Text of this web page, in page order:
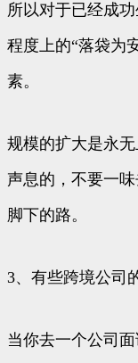
所以对于已经成
程度上的“落袋为
素。
规模的扩大是永
声息的，不要一
脚下的路。
3、有些跨境公司
当你去一个公司